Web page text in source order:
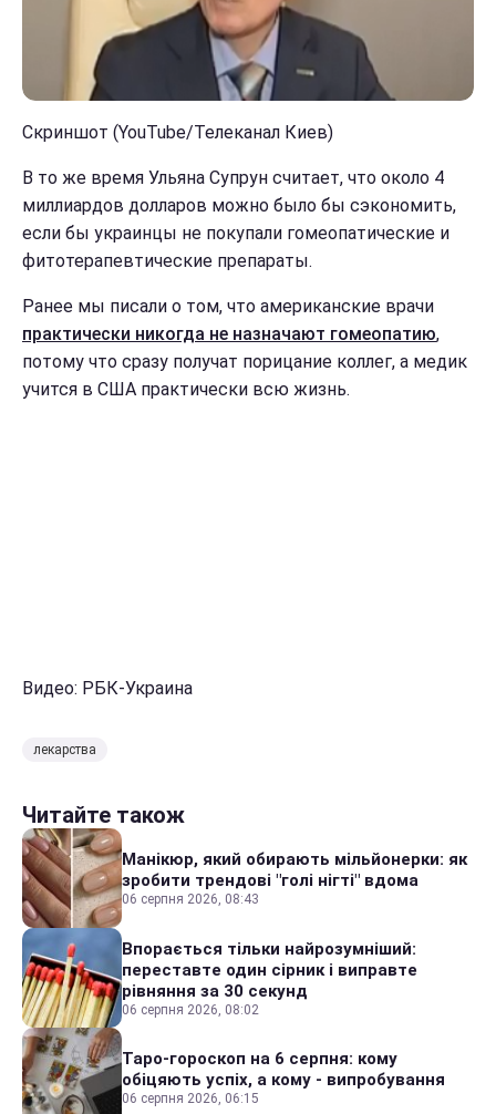
Скриншот (YouTube/Телеканал Киев)
В то же время Ульяна Супрун считает, что около 4
миллиардов долларов можно было бы сэкономить,
если бы украинцы не покупали гомеопатические и
фитотерапевтические препараты.
Ранее мы писали о том, что американские врачи
практически никогда не назначают гомеопатию,
потому что сразу получат порицание коллег, а медик
учится в США практически всю жизнь.
Видео: РБК-Украина
лекарства
Читайте також
Манікюр, який обирають мільйонерки: як
зробити трендові "голі нігті" вдома
06 серпня 2026, 08:43
Впорається тільки найрозумніший:
переставте один сірник і виправте
рівняння за 30 секунд
06 серпня 2026, 08:02
Таро-гороскоп на 6 серпня: кому
обіцяють успіх, а кому - випробування
06 серпня 2026, 06:15